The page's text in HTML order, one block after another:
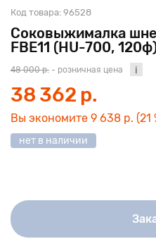
Соковыжималка
FBE11 (HU-700,
Код товара: 96528
48 000 р. - розничная цена
38 362 р.
Вы экономите 9 638 р. (21
нет в наличии